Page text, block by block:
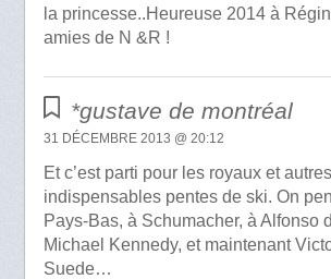
la princesse..Heureuse 2014 à
amies de N &R !
*gustave de montréal
31 DÉCEMBRE 2013 @ 20:12
Et c’est parti pour les royaux et
indispensables pentes de ski. On
Pays-Bas, à Schumacher, à Alfonso
Michael Kennedy, et maintenant
Suede…